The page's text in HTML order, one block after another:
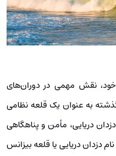
خود، نقش مهمی در دوران‌های
به عنوان یک قلعه نظامی
دریایی، مأمن و پناهگاهی
دزدان دریایی یا قلعه بیزانس